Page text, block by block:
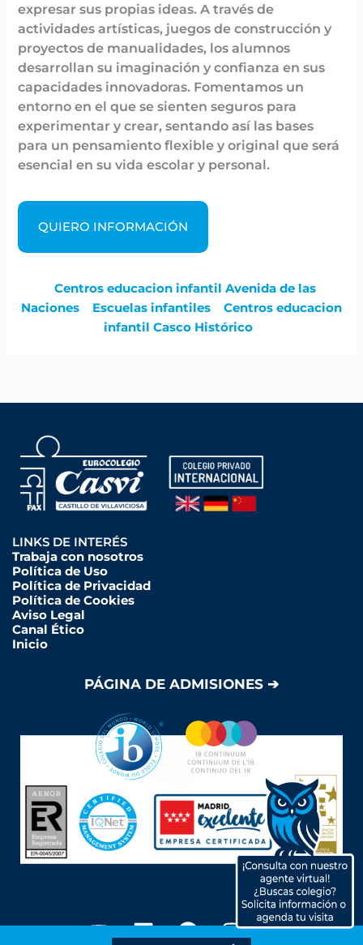
expresar sus propias ideas. A través de
actividades artísticas, juegos de construcción y
proyectos de manualidades, los alumnos
desarrollan su imaginación y confianza en sus
capacidades innovadoras. Fomentamos un
entorno en el que se sienten seguros para
experimentar y crear, sentando así las bases
para un pensamiento flexible y original que será
esencial en su vida escolar y personal.
QUIERO INFORMACIÓN
Centros educacion infantil Avenida de las
Naciones
Escuelas infantiles
Centros educacion
infantil Casco Histórico
LINKS DE INTERÉS
Trabaja con nosotros
Política de Uso
Política de Privacidad
Política de Cookies
Aviso Legal
Canal Ético
Inicio
PÁGINA DE ADMISIONES ➔
Y
L
F
I